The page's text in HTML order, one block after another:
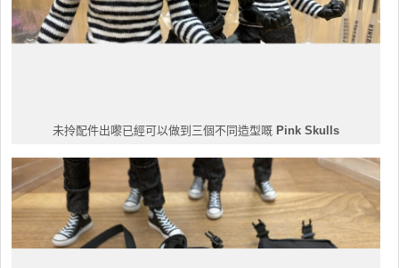
未拎配件出嚟已經可以做到三個不同造型嘅Pink Skulls